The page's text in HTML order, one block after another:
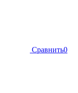
Сравнить0